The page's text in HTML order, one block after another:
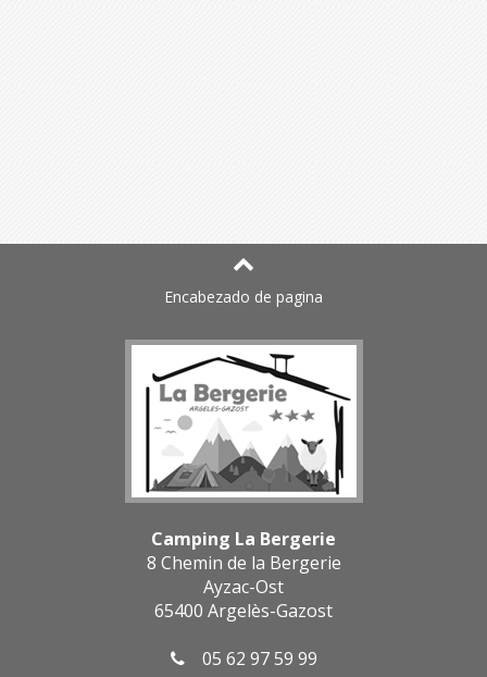
Encabezado de pagina
Camping La Bergerie
8 Chemin de la Bergerie
Ayzac-Ost
65400 Argelès-Gazost
05 62 97 59 99